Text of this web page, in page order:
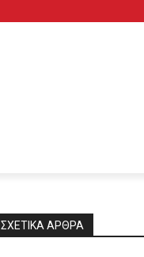
ΣΧΕΤΙΚΆ ΆΡΘΡΑ